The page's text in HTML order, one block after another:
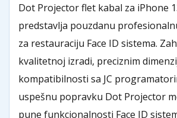
Dot Projector flet kabal za iPhone
predstavlja pouzdanu
za restauraciju Face ID sistema.
kvalitetnoj izradi, preciznim
kompatibilnosti sa JC
uspešnu popravku Dot Projector
pune funkcionalnosti Face ID